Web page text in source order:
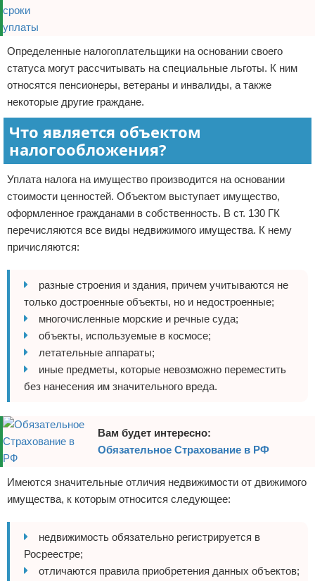
Определенные налогоплательщики на основании своего
статуса могут рассчитывать на специальные льготы. К ним
относятся пенсионеры, ветераны и инвалиды, а также
некоторые другие граждане.
Что является объектом
налогообложения?
Уплата налога на имущество производится на основании
стоимости ценностей. Объектом выступает имущество,
оформленное гражданами в собственность. В ст. 130 ГК
перечисляются все виды недвижимого имущества. К нему
причисляются:
разные строения и здания, причем учитываются не
только достроенные объекты, но и недостроенные;
многочисленные морские и речные суда;
объекты, используемые в космосе;
летательные аппараты;
иные предметы, которые невозможно переместить
без нанесения им значительного вреда.
Вам будет интересно:
Обязательное Страхование в РФ
Имеются значительные отличия недвижимости от движимого
имущества, к которым относится следующее:
недвижимость обязательно регистрируется в
Росреестре;
отличаются правила приобретения данных объектов;